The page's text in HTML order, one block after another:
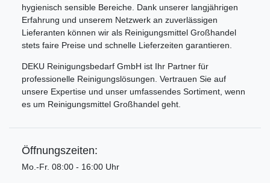
hygienisch sensible Bereiche. Dank unserer langjährigen
Erfahrung und unserem Netzwerk an zuverlässigen
Lieferanten können wir als Reinigungsmittel Großhandel
stets faire Preise und schnelle Lieferzeiten garantieren.
DEKU Reinigungsbedarf GmbH ist Ihr Partner für
professionelle Reinigungslösungen. Vertrauen Sie auf
unsere Expertise und unser umfassendes Sortiment, wenn
es um Reinigungsmittel Großhandel geht.
Öffnungszeiten:
Mo.-Fr. 08:00 - 16:00 Uhr